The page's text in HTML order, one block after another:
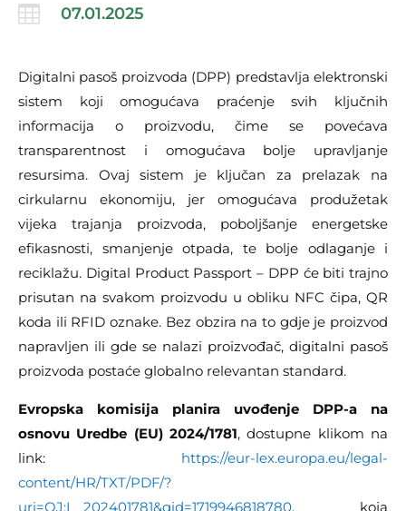
 07.01.2025
Digitalni pasoš proizvoda (DPP) predstavlja elektronski
sistem koji omogućava praćenje svih ključnih
informacija o proizvodu, čime se povećava
transparentnost i omogućava bolje upravljanje
resursima. Ovaj sistem je ključan za prelazak na
cirkularnu ekonomiju, jer omogućava produžetak
vijeka trajanja proizvoda, poboljšanje energetske
efikasnosti, smanjenje otpada, te bolje odlaganje i
reciklažu. Digital Product Passport – DPP će biti trajno
prisutan na svakom proizvodu u obliku NFC čipa, QR
koda ili RFID oznake. Bez obzira na to gdje je proizvod
napravljen ili gde se nalazi proizvođač, digitalni pasoš
proizvoda postaće globalno relevantan standard.
Evropska komisija planira uvođenje DPP-a na
osnovu Uredbe (EU) 2024/1781, dostupne klikom na
link: https://eur-lex.europa.eu/legal-
content/HR/TXT/PDF/?
uri=OJ:L_202401781&qid=1719946818780, koja